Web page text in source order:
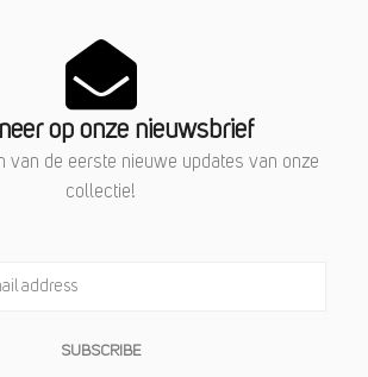
op onze nieuwsbrief
van de eerste nieuwe updates van onze
collectie!
SUBSCRIBE